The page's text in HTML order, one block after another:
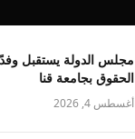
مجلس الدولة يستقبل
الحقوق بجامعة قنا
أغسطس 4, 2026